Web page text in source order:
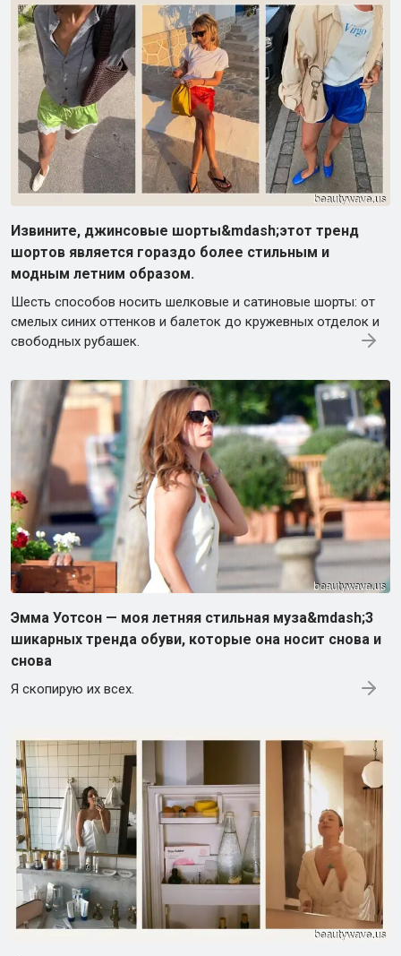
Извините, джинсовые шорты&mdash;этот тренд
шортов является гораздо более стильным и
модным летним образом.
Шесть способов носить шелковые и сатиновые шорты: от
смелых синих оттенков и балеток до кружевных отделок и
свободных рубашек.
Эмма Уотсон — моя летняя стильная муза&mdash;3
шикарных тренда обуви, которые она носит снова и
снова
Я скопирую их всех.